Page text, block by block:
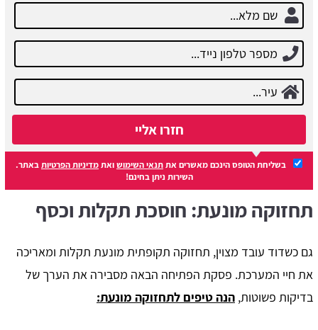
חזרו אליי
בשליחת הטופס הינכם מאשרים אתתנאי השימושואתמדיניות הפרטיותבאתר.
השירות ניתן בחינם!
תחזוקה מונעת: חוסכת תקלות וכסף
גם כשדוד עובד מצוין, תחזוקה תקופתית מונעת תקלות ומאריכה
את חיי המערכת. פסקת הפתיחה הבאה מסבירה את הערך של
בדיקות פשוטות, הנה טיפים לתחזוקה מונעת: